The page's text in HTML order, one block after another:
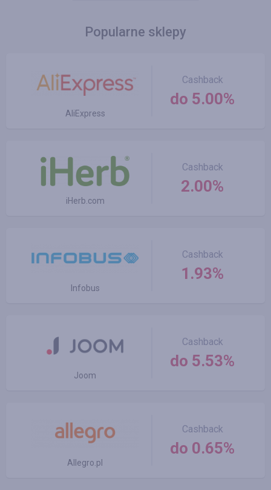
Popularne sklepy
AliExpress
Cashback
do 5.00%
iHerb.com
Cashback
2.00%
Infobus
Cashback
1.93%
Joom
Cashback
do 5.53%
Allegro.pl
Cashback
do 0.65%